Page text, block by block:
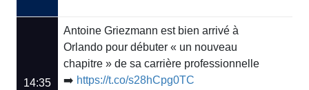
14:35
Antoine Griezmann est bien arrivé à
Orlando pour débuter « un nouveau
chapitre » de sa carrière professionnelle
➡️ https://t.co/s28hCpg0TC